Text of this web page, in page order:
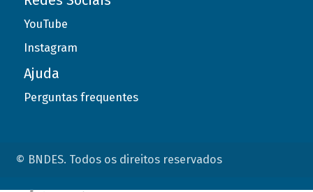
YouTube
Instagram
Ajuda
Perguntas frequentes
© BNDES. Todos os direitos reservados